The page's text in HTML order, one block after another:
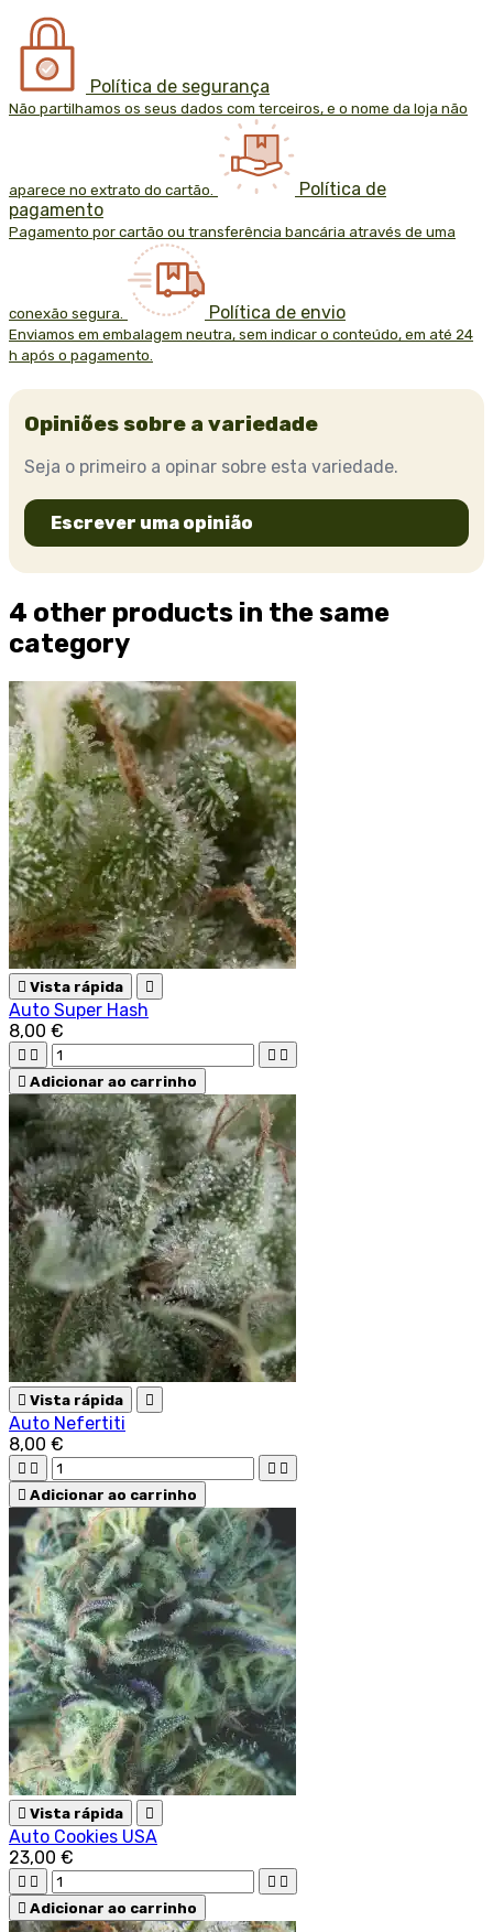
Política de segurança
Não partilhamos os seus dados com terceiros, e o nome da loja não
aparece no extrato do cartão.
Política de
pagamento
Pagamento por cartão ou transferência bancária através de uma
conexão segura. Política de envio
Enviamos em embalagem neutra, sem indicar o conteúdo, em até 24
h após o pagamento.
Opiniões sobre a variedade
Seja o primeiro a opinar sobre esta variedade.
Escrever uma opinião
4 other products in the same
category
 Vista rápida 
Auto Super Hash
8,00 €
   
 Adicionar ao carrinho
 Vista rápida 
Auto Nefertiti
8,00 €
   
 Adicionar ao carrinho
 Vista rápida 
Auto Cookies USA
23,00 €
   
 Adicionar ao carrinho